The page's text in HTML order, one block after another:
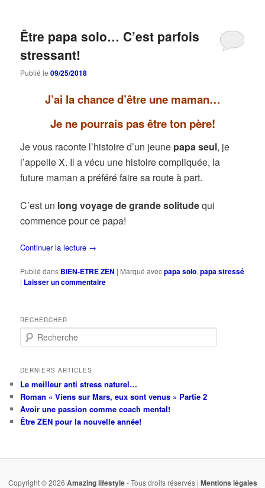
Être papa solo… C’est parfois
stressant!
Publié le09/25/2018
J’ai la chance d’être une maman…
Je ne pourrais pas être ton père!
Je vous raconte l’histoire d’un jeune papa seul, je
l’appelle X. Il a vécu une histoire compliquée, la
future maman a préféré faire sa route à part.
C’est un long voyage de grande solitudequi
commence pour ce papa!
Continuer la lecture →
Publié dans BIEN-ÊTRE ZEN | Marqué avecpapa solo,papa stressé
| Laisser un commentaire
RECHERCHER
e
h
r
c
h
e
DERNIERS ARTICLES
Le meilleur anti stress naturel…
Roman « Viens sur Mars, eux sont venus » Partie 2
Avoir une passion comme coach mental!
Être ZEN pour la nouvelle année!
Copyright © 2026 Amazing lifestyle- Tous droits réservés | Mentions légales